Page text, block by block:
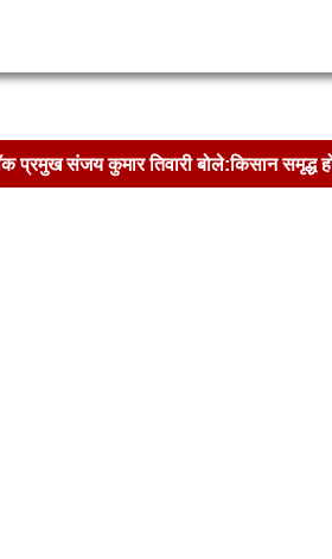
प्रमुख संजय कुमार तिवारी बोले:किसान समृद्ध